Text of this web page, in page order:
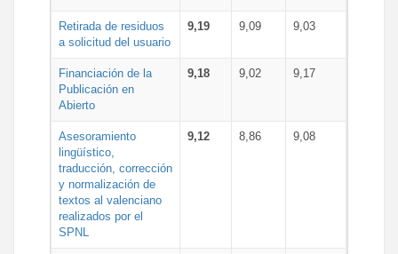
Retirada de residuos
a solicitud del usuario
9,19 9,09 9,03
Financiación de la
Publicación en
Abierto
9,18 9,02 9,17
Asesoramiento
lingüístico,
traducción, corrección
y normalización de
textos al valenciano
realizados por el
SPNL
9,12 8,86 9,08